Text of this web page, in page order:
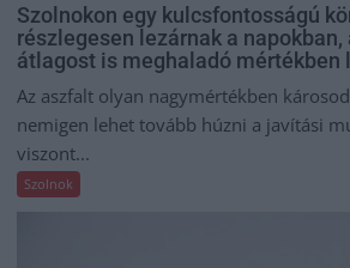
Szolnokon egy kulcsfontosságú
részlegesen lezárnak a napokban,
átlagost is meghaladó mértékben
Az aszfalt olyan nagymértékben
nemigen lehet tovább húzni a javítási
viszont...
Szolnok